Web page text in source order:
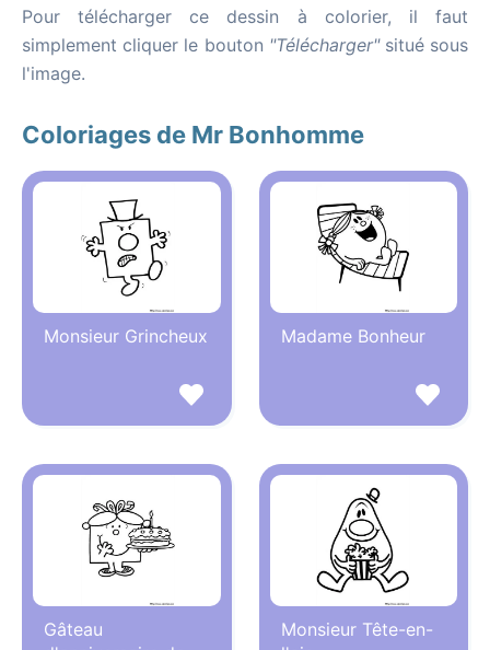
Pour télécharger ce dessin à colorier, il faut
simplement cliquer le bouton "Télécharger"situé sous
l'image.
Coloriages de Mr Bonhomme
Monsieur Grincheux Madame Bonheur
Gâteau
Monsieur Tête-en-